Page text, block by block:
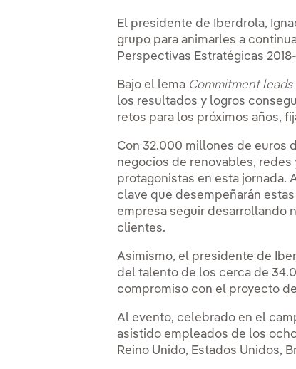
El presidente de Iberdrola,
grupo para animarles a
Perspectivas Estratégicas
Bajo el lema Commitment leads
los resultados y logros
retos para los próximos años,
Con 32.000 millones de euros
negocios de renovables,
protagonistas en esta jornada.
clave que desempeñarán
empresa seguir desarrollando
clientes.
Asimismo, el presidente de
del talento de los cerca de
compromiso con el proyecto
Al evento, celebrado en el
asistido empleados de los
Reino Unido, Estados Unidos,